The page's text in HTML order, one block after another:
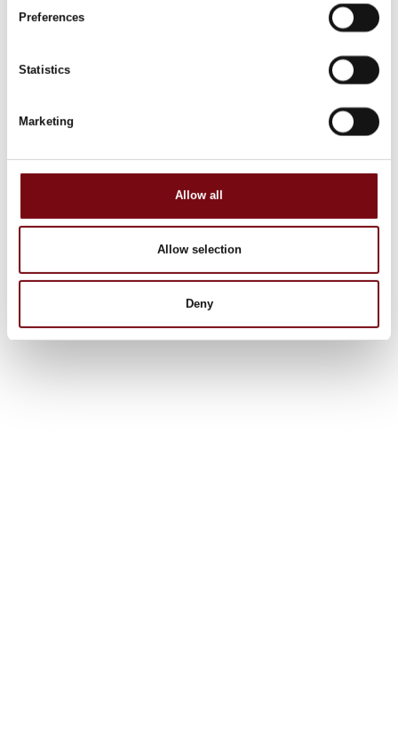
Preferences
Statistics
Marketing
Allow all
Allow selection
Deny